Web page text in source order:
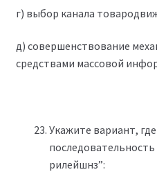
г) выбор канала
д) совершенствование
средствами массовой
Укажите вариант,
рилейшнз”: